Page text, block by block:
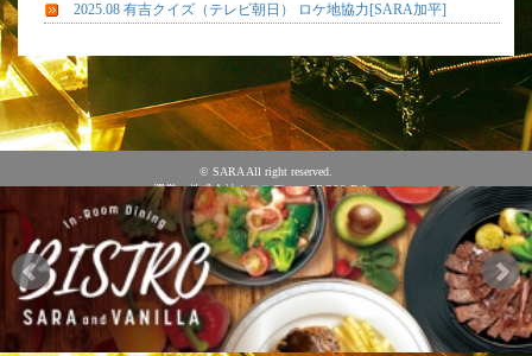
2025.08 有吉クイズ（テレビ朝日） ロケ地協力[SARA加平]
© SARA All right reserved.
運営：株式会社クロスディ CROSS-D Inc.